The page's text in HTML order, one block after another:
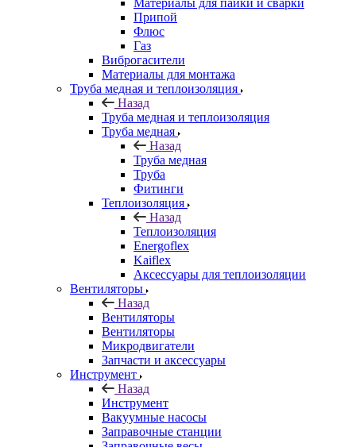
Материалы для пайки и сварки
Припой
Флюс
Газ
Виброгасители
Материалы для монтажа
Труба медная и теплоизоляция
Назад
Труба медная и теплоизоляция
Труба медная
Назад
Труба медная
Труба
Фитинги
Теплоизоляция
Назад
Теплоизоляция
Energoflex
Kaiflex
Аксессуары для теплоизоляции
Вентиляторы
Назад
Вентиляторы
Вентиляторы
Микродвигатели
Запчасти и аксессуары
Инструмент
Назад
Инструмент
Вакуумные насосы
Заправочные станции